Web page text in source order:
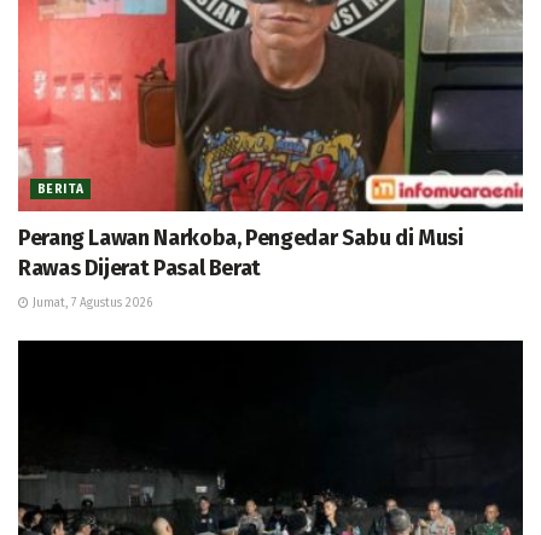
BERITA
Perang Lawan Narkoba, Pengedar Sabu di Musi
Rawas Dijerat Pasal Berat
Jumat, 7 Agustus 2026